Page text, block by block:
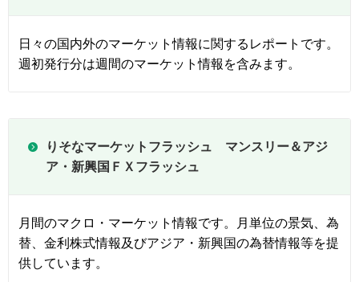
日々の国内外のマーケット情報に関するレポートです。
週初発行分は週間のマーケット情報を含みます。
りそなマーケットフラッシュ マンスリー＆アジ
ア・新興国ＦＸフラッシュ
月間のマクロ・マーケット情報です。月単位の景気、為
替、金利株式情報及びアジア・新興国の為替情報等を提
供しています。